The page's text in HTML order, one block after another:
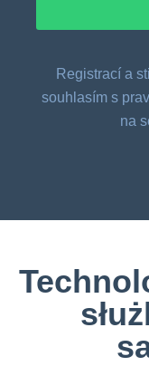
Registrací a
souhlasím s
na